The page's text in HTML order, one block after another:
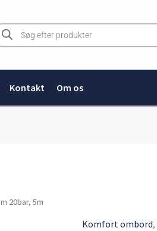
Kontakt Om os
20bar, 5m
Komfort ombord,
8mm